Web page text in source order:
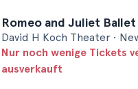
Romeo and Juliet Ballet
David H Koch Theater •
Nur noch wenige Tickets
ausverkauft